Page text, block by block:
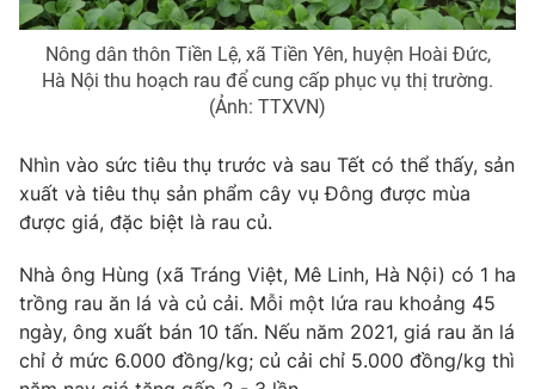
Video Shorts video
VTV Money VTV Thể thao
VTV Sức khoẻ Bất động sản
Thị trường 24h Tấm lòng Việt
VTV4 Vươn mình bằng AI
VTV9 VTV8
Nông dân thôn Tiền Lệ, xã Tiền Yên, huyện Hoài Đức,
Hà Nội thu hoạch rau để cung cấp phục vụ thị trường.
(Ảnh: TTXVN)
Nhìn vào sức tiêu thụ trước và sau Tết có thể thấy, sản
xuất và tiêu thụ sản phẩm cây vụ Đông được mùa
được giá, đặc biệt là rau củ.
Nhà ông Hùng (xã Tráng Việt, Mê Linh, Hà Nội) có 1 ha
trồng rau ăn lá và củ cải. Mỗi một lứa rau khoảng 45
ngày, ông xuất bán 10 tấn. Nếu năm 2021, giá rau ăn lá
chỉ ở mức 6.000 đồng/kg; củ cải chỉ 5.000 đồng/kg thì